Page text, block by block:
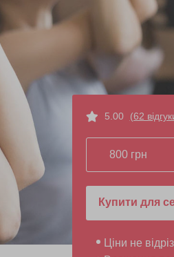
5.00 (62
800 грн
Купити для
Ціни не